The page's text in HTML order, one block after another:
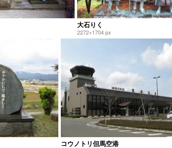
大石りく
2272×1704 px
コウノトリ但馬空港